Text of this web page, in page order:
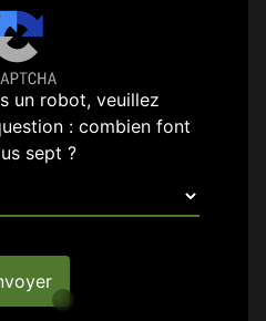
un robot, veuillez
: combien font
sept ?